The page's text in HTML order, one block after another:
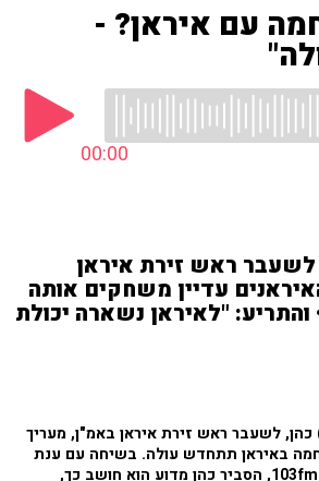
עם איראן? -
00:00
לשעבר ראש זירת איראן
עדיין משחקים אותה
"לאיראן נשארה יכולת
לשעבר ראש זירת איראן באמ"ן, מעריך
באיראן תתחדש עולה. בשיחה עם ענת
דוידוב וניסים משעל ב-103fm, הסביר כהן מדוע הוא חושב כך,